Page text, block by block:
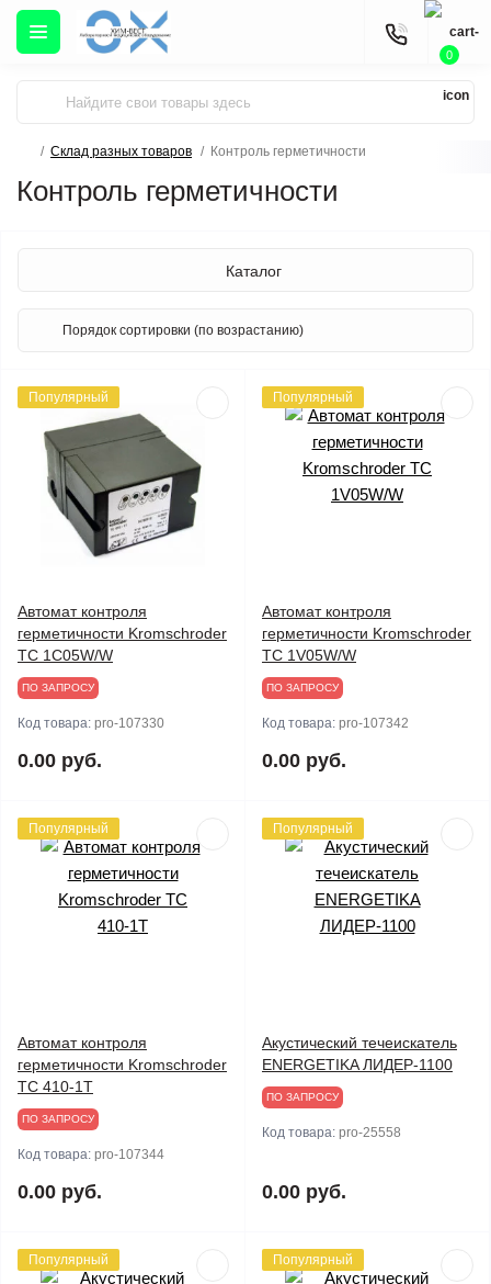
0
Склад разных товаров Контроль герметичности
Контроль герметичности
Каталог
Популярный
Автомат контроля
герметичности Kromschroder
TC 1C05W/W
ПО ЗАПРОСУ
Код товара: pro-107330
0.00 руб.
Популярный
Автомат контроля
герметичности Kromschroder
TC 1V05W/W
ПО ЗАПРОСУ
Код товара: pro-107342
0.00 руб.
Популярный
Автомат контроля
герметичности Kromschroder
TC 410-1T
ПО ЗАПРОСУ
Код товара: pro-107344
0.00 руб.
Популярный
Акустический течеискатель
ENERGETIKA ЛИДЕР-1100
ПО ЗАПРОСУ
Код товара: pro-25558
0.00 руб.
Популярный Популярный